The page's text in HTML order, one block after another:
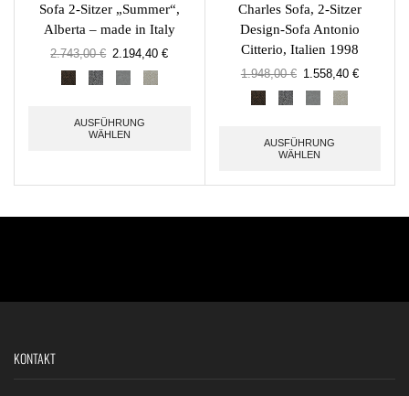
Sofa 2-Sitzer „Summer“,
Alberta – made in Italy
2.743,00€ 2.194,40€
AUSFÜHRUNG
WÄHLEN
Charles Sofa, 2-Sitzer
Design-Sofa Antonio
Citterio, Italien 1998
1.948,00€ 1.558,40 €
AUSFÜHRUNG
WÄHLEN
KONTAKT